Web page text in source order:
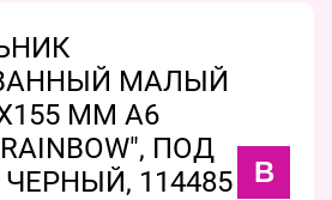
МАЛЫЙ
ММ А6
ПОД
ЧЕРНЫЙ, 114485
B